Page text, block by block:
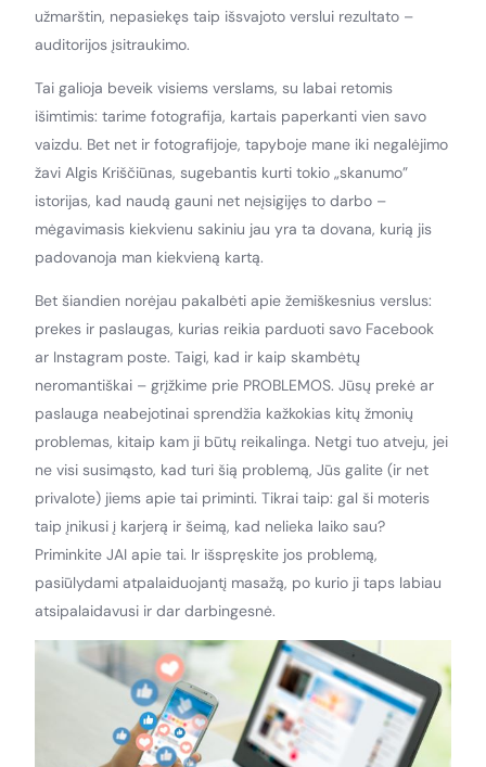
užmarštin, nepasiekęs taip išsvajoto verslui rezultato –
auditorijos įsitraukimo.
Tai galioja beveik visiems verslams, su labai retomis
išimtimis: tarime fotografija, kartais paperkanti vien savo
vaizdu. Bet net ir fotografijoje, tapyboje mane iki negalėjimo
žavi Algis Kriščiūnas, sugebantis kurti tokio „skanumo”
istorijas, kad naudą gauni net neįsigijęs to darbo –
mėgavimasis kiekvienu sakiniu jau yra ta dovana, kurią jis
padovanoja man kiekvieną kartą.
Bet šiandien norėjau pakalbėti apie žemiškesnius verslus:
prekes ir paslaugas, kurias reikia parduoti savo Facebook
ar Instagram poste. Taigi, kad ir kaip skambėtų
neromantiškai – grįžkime prie PROBLEMOS. Jūsų prekė ar
paslauga neabejotinai sprendžia kažkokias kitų žmonių
problemas, kitaip kam ji būtų reikalinga. Netgi tuo atveju, jei
ne visi susimąsto, kad turi šią problemą, Jūs galite (ir net
privalote) jiems apie tai priminti. Tikrai taip: gal ši moteris
taip įnikusi į karjerą ir šeimą, kad nelieka laiko sau?
Priminkite JAI apie tai. Ir išspręskite jos problemą,
pasiūlydami atpalaiduojantį masažą, po kurio ji taps labiau
atsipalaidavusi ir dar darbingesnė.